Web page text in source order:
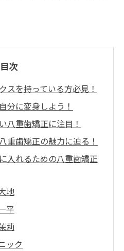
目次
スを持っている方必見！
分に変身しよう！
八重歯矯正に注目！
重歯矯正の魅力に迫る！
入れるための八重歯矯正
地
平
莉
ック